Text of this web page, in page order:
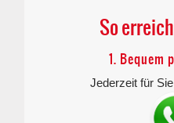
So
1. Bequem
Jederzeit für